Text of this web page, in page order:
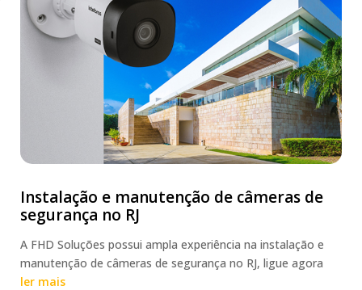
Instalação e manutenção de câmeras de
segurança no RJ
A FHD Soluções possui ampla experiência na instalação e
manutenção de câmeras de segurança no RJ, ligue agora
ler mais